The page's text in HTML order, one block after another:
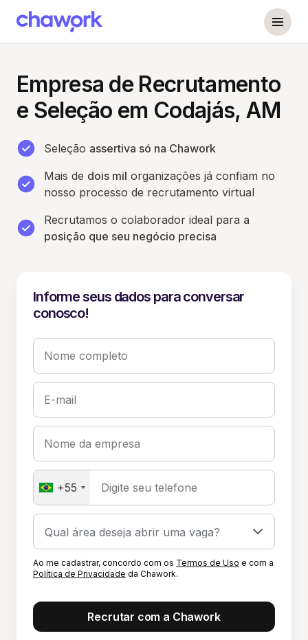
Empresa de Recrutamento
e Seleção em Codajás, AM
Seleção assertiva só na Chawork
Mais de dois mil organizações já confiam no
nosso processo de recrutamento virtual
Recrutamos o colaborador ideal para a
posição que seu negócio precisa
Informe seus dados para conversar
conosco!
Nome completo
E-mail
Nome da empresa
+55 Digite seu telefone
Ao me cadastrar, concordo com os Termos de Uso e com a
Política de Privacidade da Chawork.
Recrutar com a Chawork